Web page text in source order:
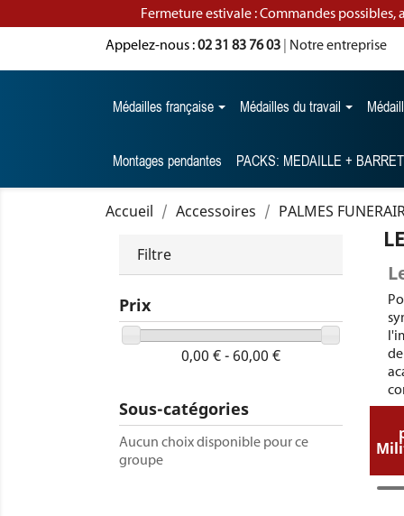
Fermeture estivale : Commandes
Appelez-nous :02 31 83 76 03 | Notre entreprise
Médailles française Médailles du travail
Montages pendantes PACKS: MEDAILLE +
Accueil Accessoires PALMES
Filtre
Prix
0,00 € - 60,00 €
Sous-catégories
Aucun choix disponible pour ce
groupe